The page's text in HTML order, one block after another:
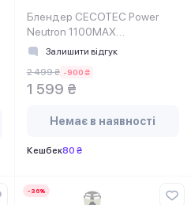
Блендер CECOTEC Power
Neutron 1100MAX
Cream&Crush
Залишити відгук
2 499 ₴ -900 ₴
1 599 ₴
Немає в наявності
Кешбек80 ₴
-36%